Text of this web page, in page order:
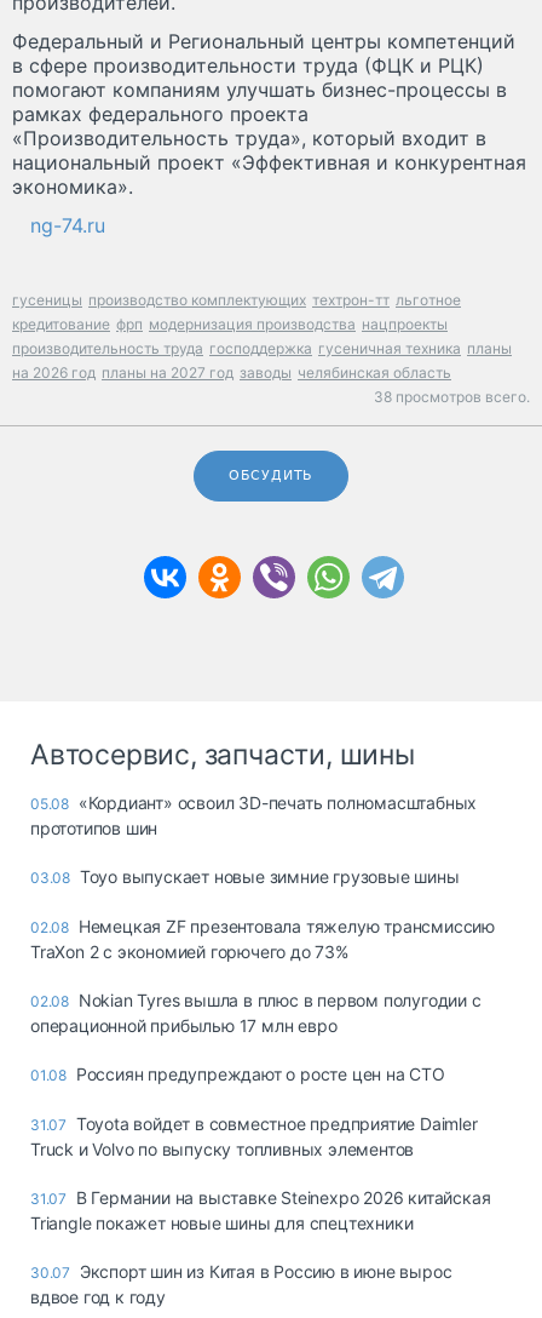
Федеральный и Региональный центры компетенций
в сфере производительности труда (ФЦК и РЦК)
помогают компаниям улучшать бизнес-процессы в
рамках федерального проекта
«Производительность труда», который входит в
национальный проект «Эффективная и конкурентная
экономика».
ng-74.ru
гусеницы производство комплектующих техтрон-тт льготное
кредитование фрп модернизация производства нацпроекты
производительность труда господдержка гусеничная техника планы
на 2026 год планы на 2027 год заводы челябинская область
38 просмотров всего.
ОБСУДИТЬ
Автосервис, запчасти, шины
05.08 «Кордиант» освоил 3D-печать полномасштабных
прототипов шин
03.08 Toyo выпускает новые зимние грузовые шины
02.08 Немецкая ZF презентовала тяжелую трансмиссию
TraXon 2 с экономией горючего до 73%
02.08 Nokian Tyres вышла в плюс в первом полугодии с
операционной прибылью 17 млн евро
01.08 Россиян предупреждают о росте цен на СТО
31.07 Toyota войдет в совместное предприятие Daimler
Truck и Volvo по выпуску топливных элементов
31.07
В Германии на выставке Steinexpo 2026 китайская
Triangle покажет новые шины для спецтехники
30.07
Экспорт шин из Китая в Россию в июне вырос
вдвое год к году